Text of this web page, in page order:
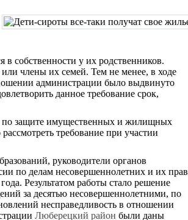
собственности у их родственников.
члены их семей. Тем не менее, в ходе
администрации было выдвинуто
данное требование срок,
по защите имущественных и жилищных
требование при участии
руководители органов
по делам несовершеннолетних и их прав
Результатом работы стало решение
за десятью несовершеннолетними, по
несправедливость в отношении
Люберецкий район были даны